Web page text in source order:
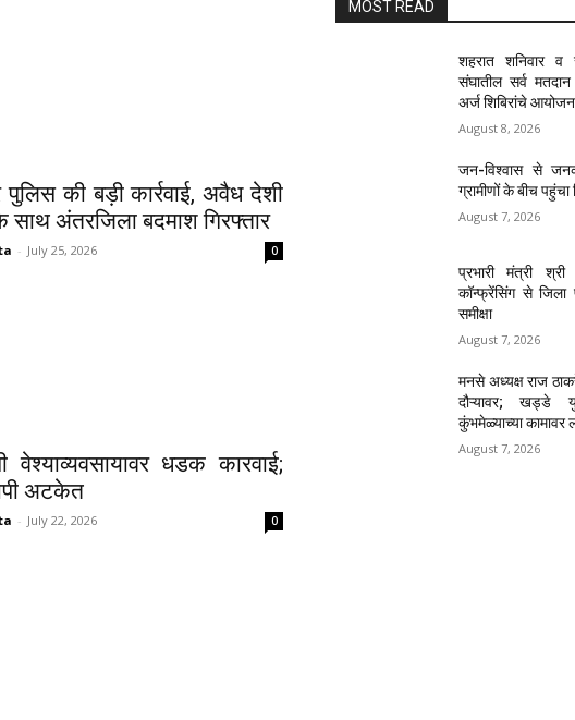
पुलिस की बड़ी कार्रवाई, अवैध देशी
साथ अंतरजिला बदमाश गिरफ्तार
- July 25, 2026 0
वेश्याव्यवसायावर धडक कारवाई;
अटकेत
- July 22, 2026 0
MOST READ
शहरात शनिवार व
संघातील सर्व
अर्ज शिबिरांचे
August 8, 2026
जन-विश्वास से
ग्रामीणों के बीच
August 7, 2026
प्रभारी मंत्री
कॉन्फ्रेंसिंग से
समीक्षा
August 7, 2026
मनसे अध्यक्ष राज
दौऱ्यावर; खड्डे
कुंभमेळ्याच्या कामावर
August 7, 2026